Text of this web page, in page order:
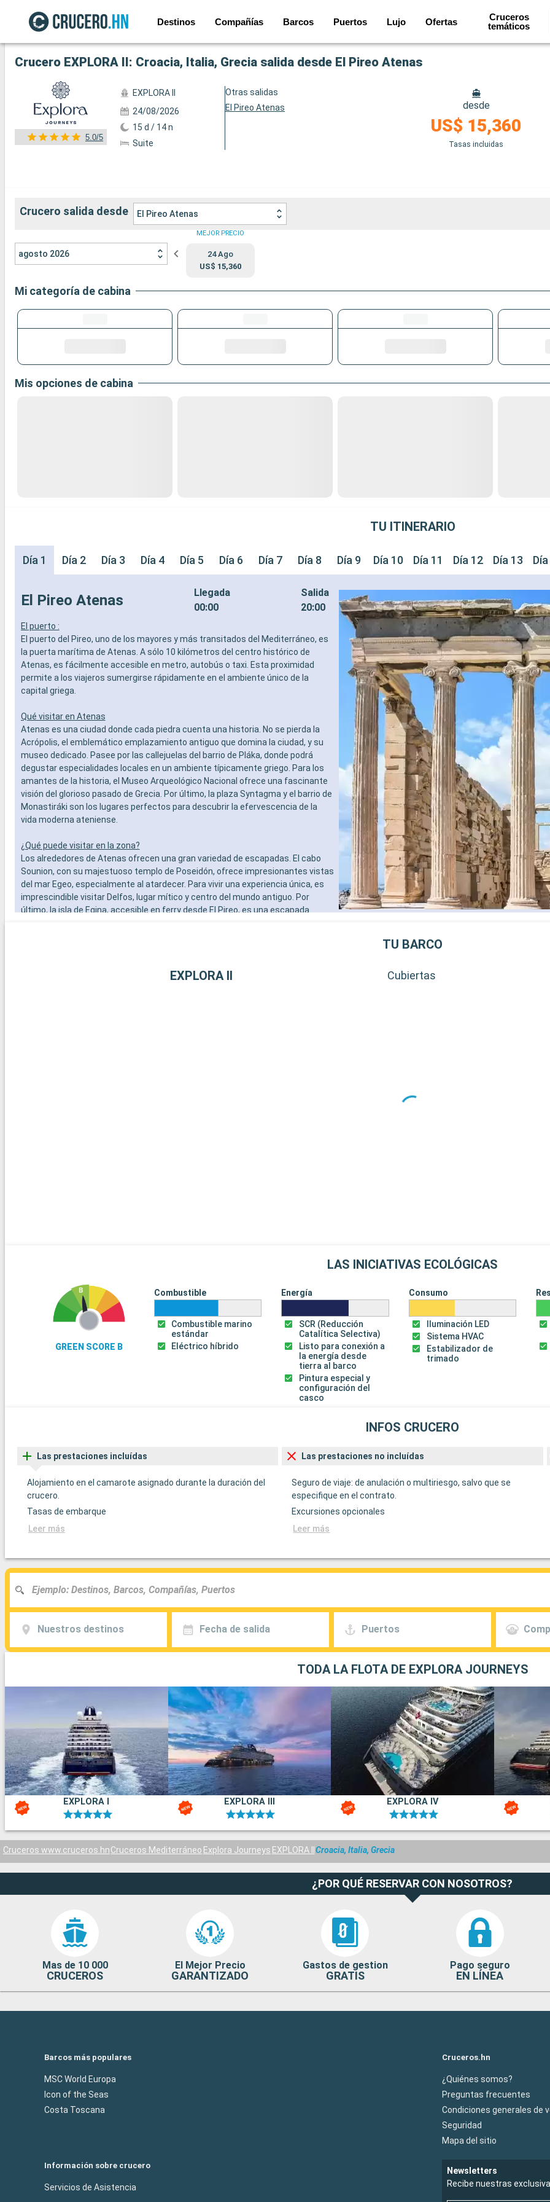
Destinos Compañías Barcos Puertos Lujo Ofertas
Cruceros
temáticos
Ver las 101 fotos siguientes
Crucero EXPLORA II: Croacia, Italia, Grecia salida desde El Pireo Atenas
5.0/5
EXPLORA II
24/08/2026
15 d / 14 n
Suite
Otras salidas
El Pireo Atenas
desde
US$ 15,360
Tasas incluidas
Crucero salida desde El Pireo Atenas
agosto 2026
MEJOR PRECIO
24 Ago
US$ 15,360
Mi categoría de cabina
Mis opciones de cabina
TU ITINERARIO
Día 1 Día 2 Día 3 Día 4 Día 5 Día 6 Día 7 Día 8 Día 9 Día 10 Día 11 Día 12 Día 13
El Pireo Atenas
Llegada
00:00
Salida
20:00
El puerto :
El puerto del Pireo, uno de los mayores y más transitados del Mediterráneo, es
la puerta marítima de Atenas. A sólo 10 kilómetros del centro histórico de
Atenas, es fácilmente accesible en metro, autobús o taxi. Esta proximidad
permite a los viajeros sumergirse rápidamente en el ambiente único de la
capital griega.
Qué visitar en Atenas
Atenas es una ciudad donde cada piedra cuenta una historia. No se pierda la
Acrópolis, el emblemático emplazamiento antiguo que domina la ciudad, y su
museo dedicado. Pasee por las callejuelas del barrio de Pláka, donde podrá
degustar especialidades locales en un ambiente típicamente griego. Para los
amantes de la historia, el Museo Arqueológico Nacional ofrece una fascinante
visión del glorioso pasado de Grecia. Por último, la plaza Syntagma y el barrio de
Monastiráki son los lugares perfectos para descubrir la efervescencia de la
vida moderna ateniense.
¿Qué puede visitar en la zona?
Los alrededores de Atenas ofrecen una gran variedad de escapadas. El cabo
Sounion, con su majestuoso templo de Poseidón, ofrece impresionantes vistas
del mar Egeo, especialmente al atardecer. Para vivir una experiencia única, es
imprescindible visitar Delfos, lugar mítico y centro del mundo antiguo. Por
último, la isla de Egina, accesible en ferry desde El Pireo, es una escapada
TU BARCO
EXPLORA II Cubiertas
LAS INICIATIVAS ECOLÓGICAS
GREEN SCORE B
Combustible
Combustible marino
estándar
Eléctrico híbrido
Energía
SCR (Reducción
Catalítica Selectiva)
Listo para conexión a
la energía desde
tierra al barco
Pintura especial y
configuración del
casco
Consumo
Iluminación LED
Sistema HVAC
Estabilizador de
trimado
INFOS CRUCERO
Las prestaciones incluídas
Alojamiento en el camarote asignado durante la duración del
crucero.
Tasas de embarque
Leer más
Las prestaciones no incluídas
Seguro de viaje: de anulación o multiriesgo, salvo que se
especifique en el contrato.
Excursiones opcionales
Leer más
Nuestros destinos Fecha de salida Puertos
TODA LA FLOTA DE EXPLORA JOURNEYS
EXPLORA I EXPLORA III EXPLORA IV
Cruceros www.cruceros.hnCruceros Mediterráneo Explora Journeys EXPLORA II Croacia, Italia, Grecia
¿POR QUÉ RESERVAR CON NOSOTROS?
Mas de 10 000
CRUCEROS
El Mejor Precio
GARANTIZADO
Gastos de gestion
GRATIS
Pago seguro
EN LÍNEA
Barcos más populares
MSC World Europa
Icon of the Seas
Costa Toscana
Cruceros.hn
¿Quiénes somos?
Preguntas frecuentes
Condiciones generales de
Seguridad
Mapa del sitio
Información sobre crucero
Servicios de Asistencia
Newsletters
Recibe nuestras